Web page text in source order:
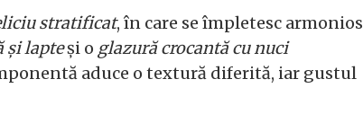
stratificat, în care se împletesc armonios
și lapteși o glazură crocantă cu nuci
aduce o textură diferită, iar gustul